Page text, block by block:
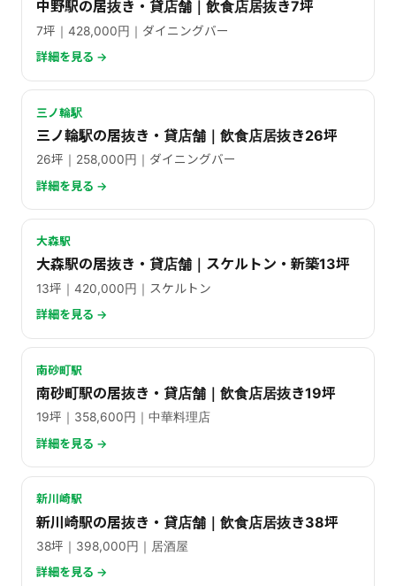
中野駅の居抜き・貸店舗｜飲食店居抜き7坪
7坪｜428,000円｜ダイニングバー
詳細を見る →
三ノ輪駅
三ノ輪駅の居抜き・貸店舗｜飲食店居抜き26坪
26坪｜258,000円｜ダイニングバー
詳細を見る →
大森駅
大森駅の居抜き・貸店舗｜スケルトン・新築13坪
13坪｜420,000円｜スケルトン
詳細を見る →
南砂町駅
南砂町駅の居抜き・貸店舗｜飲食店居抜き19坪
19坪｜358,600円｜中華料理店
詳細を見る →
新川崎駅
新川崎駅の居抜き・貸店舗｜飲食店居抜き38坪
38坪｜398,000円｜居酒屋
詳細を見る →